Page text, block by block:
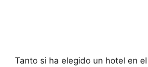
Tanto si ha elegido un hotel en